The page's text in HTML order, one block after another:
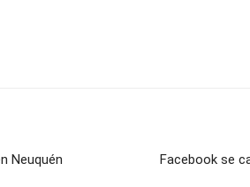
Neuquén
Facebook se